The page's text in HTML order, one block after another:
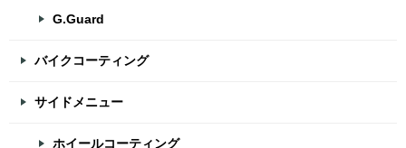
G.Guard
バイクコーティング
サイドメニュー
ホイールコーティング